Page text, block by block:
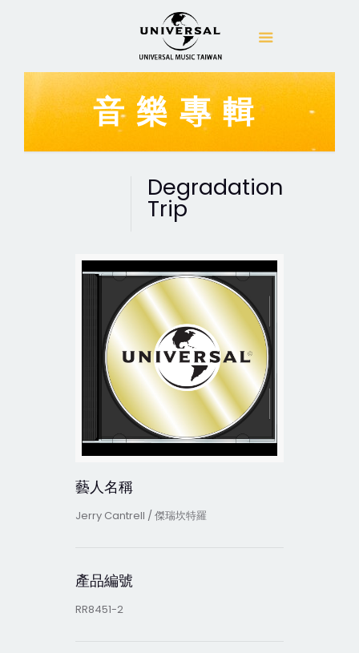
音樂專輯
Degradation
Trip
藝人名稱
Jerry Cantrell / 傑瑞坎特羅
產品編號
RR8451-2